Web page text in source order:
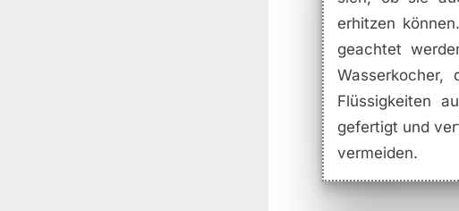
erhitzen
geachtet
Flüssigkeiten
gefertigt und
vermeiden.